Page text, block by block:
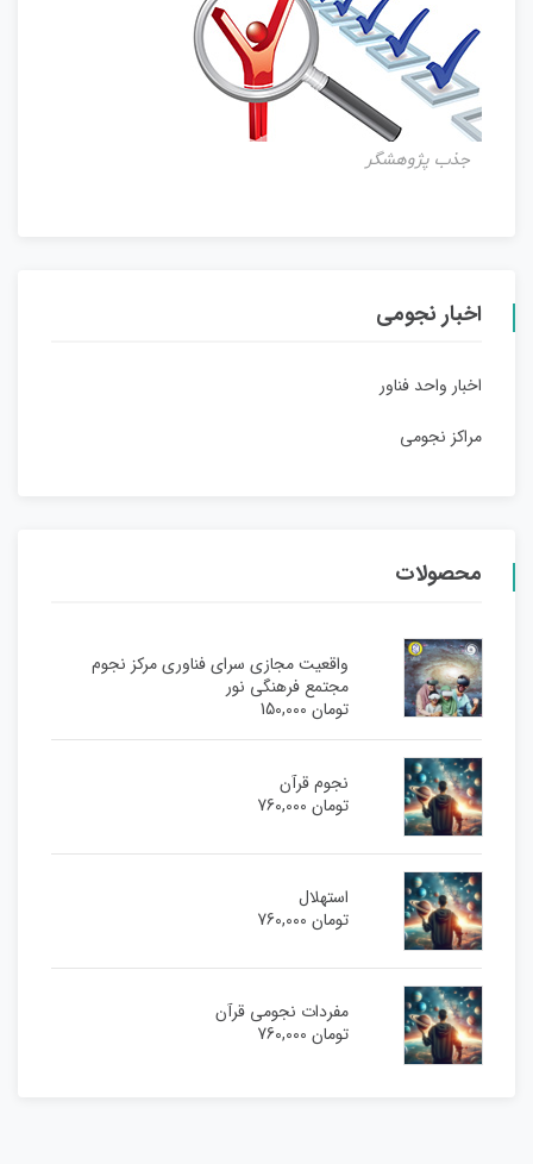
جذب پژوهشگر
اخبار نجومی
اخبار واحد فناور
مراکز نجومی
محصولات
واقعیت مجازی سرای فناوری مرکز نجوم
مجتمع فرهنگی نور
تومان150,000
نجوم قرآن
تومان760,000
استهلال
تومان760,000
مفردات نجومی قرآن
تومان760,000